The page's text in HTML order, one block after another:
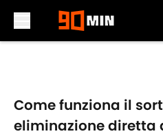
Come funziona il
eliminazione diretta